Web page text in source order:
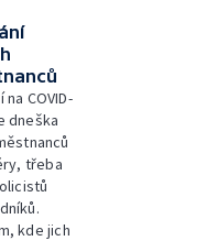
COVID-
dneška
třeba
kde jich